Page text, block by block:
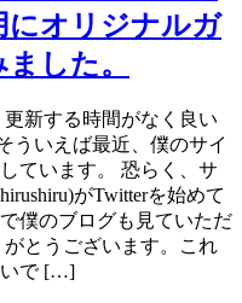
にオリジナルガ
した。
新する時間がなく良い
ういえば最近、僕のサイ
ています。 恐らく、サ
がTwitterを始めて
僕のブログも見ていただ
とうございます。これ
いで […]